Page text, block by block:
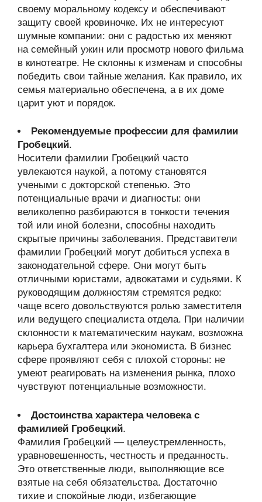
своему моральному кодексу и обеспечивают
защиту своей кровиночке. Их не интересуют
шумные компании: они с радостью их меняют
на семейный ужин или просмотр нового фильма
в кинотеатре. Не склонны к изменам и способны
победить свои тайные желания. Как правило, их
семья материально обеспечена, а в их доме
царит уют и порядок.
Рекомендуемые профессии для фамилии
Гробецкий.
Носители фамилии Гробецкий часто
увлекаются наукой, а потому становятся
учеными с докторской степенью. Это
потенциальные врачи и диагносты: они
великолепно разбираются в тонкости течения
той или иной болезни, способны находить
скрытые причины заболевания. Представители
фамилии Гробецкий могут добиться успеха в
законодательной сфере. Они могут быть
отличными юристами, адвокатами и судьями. К
руководящим должностям стремятся редко:
чаще всего довольствуются ролью заместителя
или ведущего специалиста отдела. При наличии
склонности к математическим наукам, возможна
карьера бухгалтера или экономиста. В бизнес
сфере проявляют себя с плохой стороны: не
умеют реагировать на изменения рынка, плохо
чувствуют потенциальные возможности.
Достоинства характера человека с
фамилией Гробецкий.
Фамилия Гробецкий — целеустремленность,
уравновешенность, честность и преданность.
Это ответственные люди, выполняющие все
взятые на себя обязательства. Достаточно
тихие и спокойные люди, избегающие